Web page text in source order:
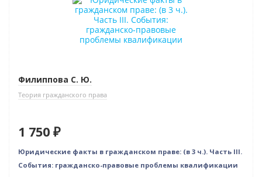
Филиппова С. Ю.
Теория гражданского права
1 750 ₽
Юридические факты в гражданском праве: (в 3 ч.). Часть III.
События: гражданско-правовые проблемы квалификации